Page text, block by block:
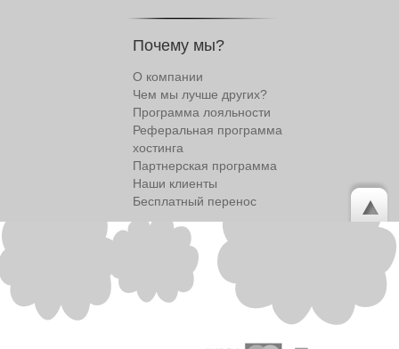
Почему мы?
О компании
Чем мы лучше других?
Программа лояльности
Реферальная программа
хостинга
Партнерская программа
Наши клиенты
Бесплатный перенос